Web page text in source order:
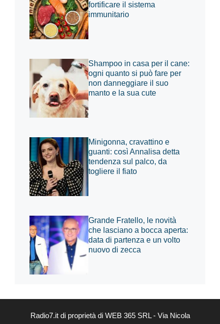
fortificare il sistema
immunitario
Shampoo in casa per il cane:
ogni quanto si può fare per
non danneggiare il suo
manto e la sua cute
Minigonna, cravattino e
guanti: così Annalisa detta
tendenza sul palco, da
togliere il fiato
Grande Fratello, le novità
che lasciano a bocca aperta:
data di partenza e un volto
nuovo di zecca
Radio7.it di proprietà di WEB 365 SRL - Via Nicola